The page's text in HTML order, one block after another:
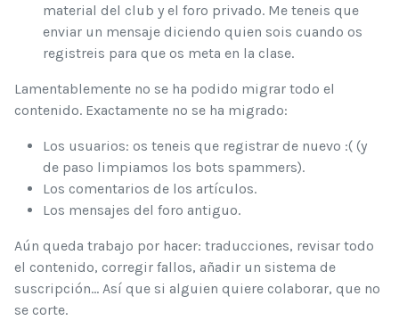
material del club y el foro privado. Me teneis que
enviar un mensaje diciendo quien sois cuando os
registreis para que os meta en la clase.
Lamentablemente no se ha podido migrar todo el
contenido. Exactamente no se ha migrado:
Los usuarios: os teneis que registrar de nuevo :( (y
de paso limpiamos los bots spammers).
Los comentarios de los artículos.
Los mensajes del foro antiguo.
Aún queda trabajo por hacer: traducciones, revisar todo
el contenido, corregir fallos, añadir un sistema de
suscripción... Así que si alguien quiere colaborar, que no
se corte.